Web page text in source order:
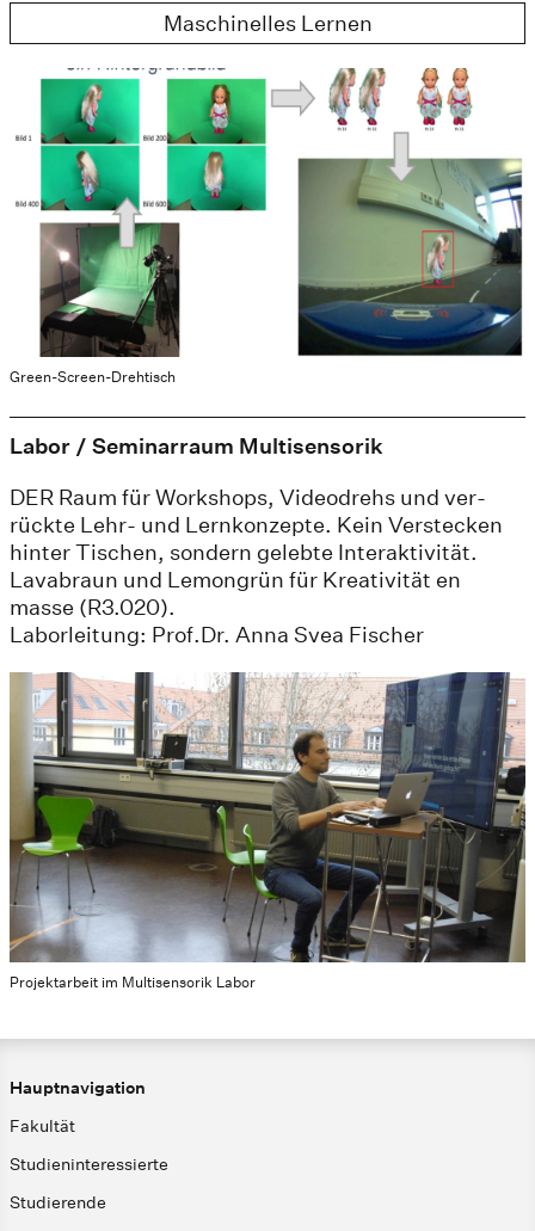
Maschinelles Lernen
Green-Screen-Drehtisch
Labor / Seminarraum Multisensorik
DER Raum für Workshops, Videodrehs und ver-
rückte Lehr- und Lernkonzepte. Kein Verstecken
hinter Tischen, sondern gelebte Interaktivität.
Lavabraun und Lemongrün für Kreativität en
masse (R3.020).
Laborleitung: Prof.Dr. Anna Svea Fischer
Projektarbeit im Multisensorik Labor
Hauptnavigation
Fakultät
Studieninteressierte
Studierende